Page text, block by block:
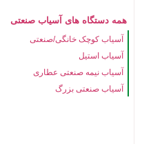
همه دستگاه های آسیاب صنعتی
آسیاب کوچک خانگی/صنعتی
آسیاب استیل
آسیاب نیمه صنعتی عطاری
آسیاب صنعتی بزرگ